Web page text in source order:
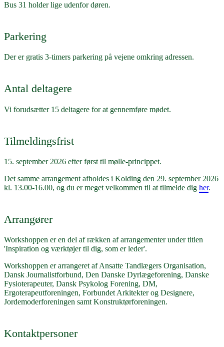
Bus 31 holder lige udenfor døren.
Parkering
Der er gratis 3-timers parkering på vejene omkring adressen.
Antal deltagere
Vi forudsætter 15 deltagere for at gennemføre mødet.
Tilmeldingsfrist
15. september 2026 efter først til mølle-princippet.
Det samme arrangement afholdes i Kolding den 29. september 2026
kl. 13.00-16.00, og du er meget velkommen til at tilmelde dig her.
Arrangører
Workshoppen er en del af rækken af arrangementer under titlen
'Inspiration og værktøjer til dig, som er leder'.
Workshoppen er arrangeret af Ansatte Tandlægers Organisation,
Dansk Journalistforbund, Den Danske Dyrlægeforening, Danske
Fysioterapeuter, Dansk Psykolog Forening, DM,
Ergoterapeutforeningen, Forbundet Arkitekter og Designere,
Jordemoderforeningen samt Konstruktørforeningen.
Kontaktpersoner